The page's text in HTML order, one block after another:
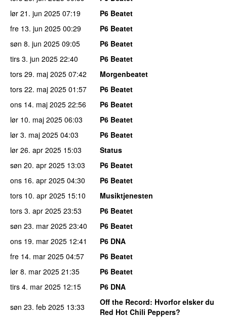
lør 21. jun 2025 07:19
P6 Beatet
fre 13. jun 2025 00:29
P6 Beatet
søn 8. jun 2025 09:05
P6 Beatet
tirs 3. jun 2025 22:40
P6 Beatet
tors 29. maj 2025 07:42
Morgenbeatet
tors 22. maj 2025 01:57
P6 Beatet
ons 14. maj 2025 22:56
P6 Beatet
lør 10. maj 2025 06:03
P6 Beatet
lør 3. maj 2025 04:03
P6 Beatet
lør 26. apr 2025 15:03
Status
søn 20. apr 2025 13:03
P6 Beatet
ons 16. apr 2025 04:30
P6 Beatet
tors 10. apr 2025 15:10
Musiktjenesten
tors 3. apr 2025 23:53
P6 Beatet
søn 23. mar 2025 23:40
P6 Beatet
ons 19. mar 2025 12:41
P6 DNA
fre 14. mar 2025 04:57
P6 Beatet
lør 8. mar 2025 21:35
P6 Beatet
tirs 4. mar 2025 12:15
P6 DNA
søn 23. feb 2025 13:33 Off the Record: Hvorfor elsker du
Red Hot Chili Peppers?